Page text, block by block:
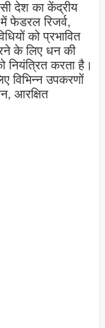
देश का केंद्रीय
फेडरल रिजर्व,
को प्रभावित
के लिए धन की
नियंत्रित करता है।
विभिन्न उपकरणों
आरक्षित